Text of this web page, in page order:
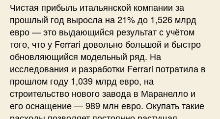
Чистая прибыль итальянской компании за
прошлый год выросла на 21% до 1,526 млрд
евро — это выдающийся результат с учётом
того, что у Ferrari довольно большой и быстро
обновляющийся модельный ряд. На
исследования и разработки Ferrari потратила в
прошлом году 1,039 млрд евро, на
строительство нового завода в Маранелло и
его оснащение — 989 млн евро. Окупать такие